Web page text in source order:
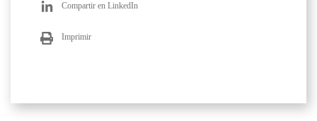
Compartir en LinkedIn
Imprimir